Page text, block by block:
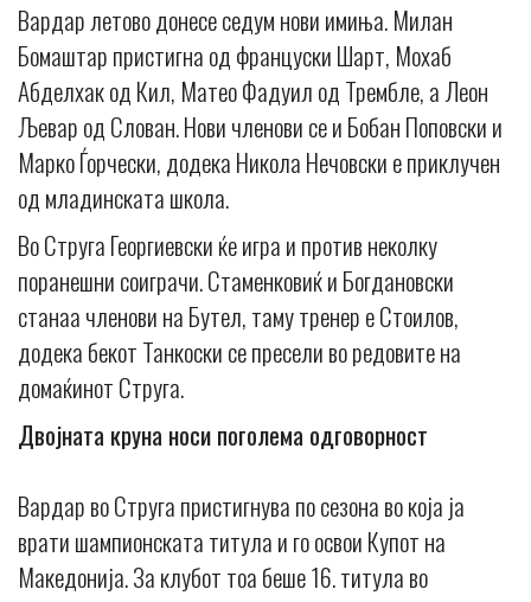
Вардар летово донесе седум нови имиња. Милан
Бомаштар пристигна од француски Шарт, Мохаб
Абделхак од Кил, Матео Фадуил од Трембле, а Леон
Љевар од Слован. Нови членови се и Бобан Поповски и
Марко Ѓорчески, додека Никола Нечовски е приклучен
од младинската школа.
Во Струга Георгиевски ќе игра и против неколку
поранешни соиграчи. Стаменковиќ и Богдановски
станаа членови на Бутел, таму тренер е Стоилов,
додека бекот Танкоски се пресели во редовите на
домаќинот Струга.
Двојната круна носи поголема одговорност
Вардар во Струга пристигнува по сезона во која ја
врати шампионската титула и го освои Купот на
Македонија. За клубот тоа беше 16. титула во